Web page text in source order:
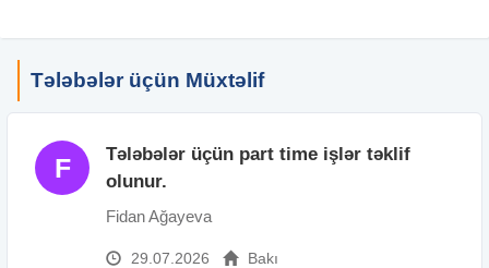
Tələbələr üçün Müxtəlif
F
Tələbələr üçün part time işlər təklif
olunur.
Fidan Ağayeva
29.07.2026 Bakı